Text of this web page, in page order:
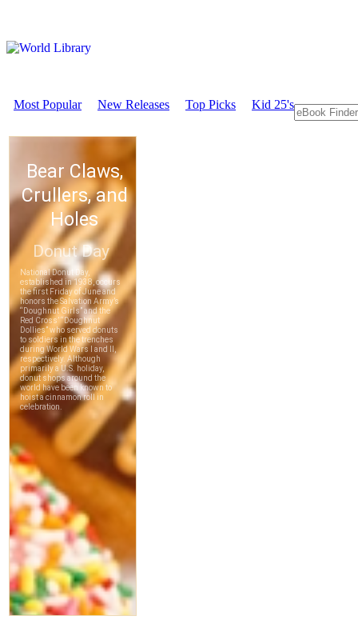
Most Popular New Releases Top Picks Kid 25's